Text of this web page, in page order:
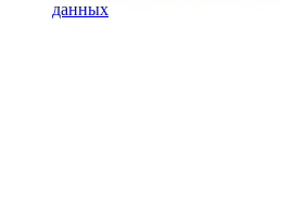
данных